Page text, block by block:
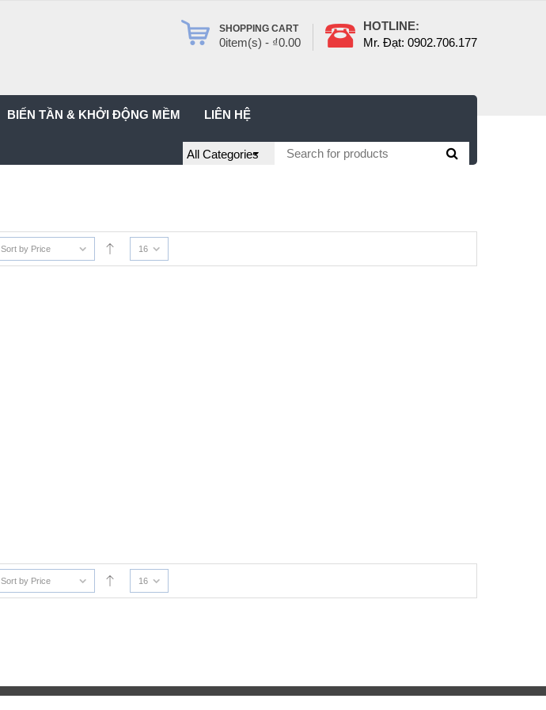
HOTLINE:
Mr. Đạt: 0902.706.177
SHOPPING CART
0item(s) - ₫0.00
BIẾN TẦN & KHỞI ĐỘNG MỀM LIÊN HỆ
Sort by Price 16
Sort by Price 16